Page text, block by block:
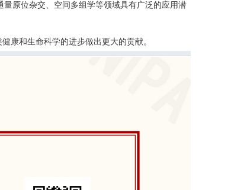
量原位杂交、空间多组学等领域具有广泛的应用潜
康和生命科学的进步做出更大的贡献。